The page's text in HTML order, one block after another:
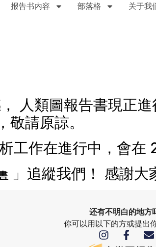
报告书内容 部落格 关于我
人類圖報告書現正
敬請原諒。
工作在進行中，會在
」追縱我們！ 感謝大
还有不明白的地方
你可以用以下的方或提出